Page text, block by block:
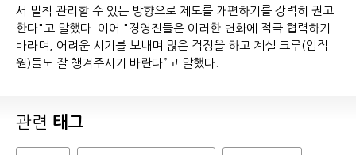
서 밀착 관리할 수 있는 방향으로 제도를 개편하기를 강력히 권고
한다"고 말했다. 이어 "경영진들은 이러한 변화에 적극 협력하기
바라며, 어려운 시기를 보내며 많은 걱정을 하고 계실 크루(임직
원)들도 잘 챙겨주시기 바란다”고 말했다.
관련 태그